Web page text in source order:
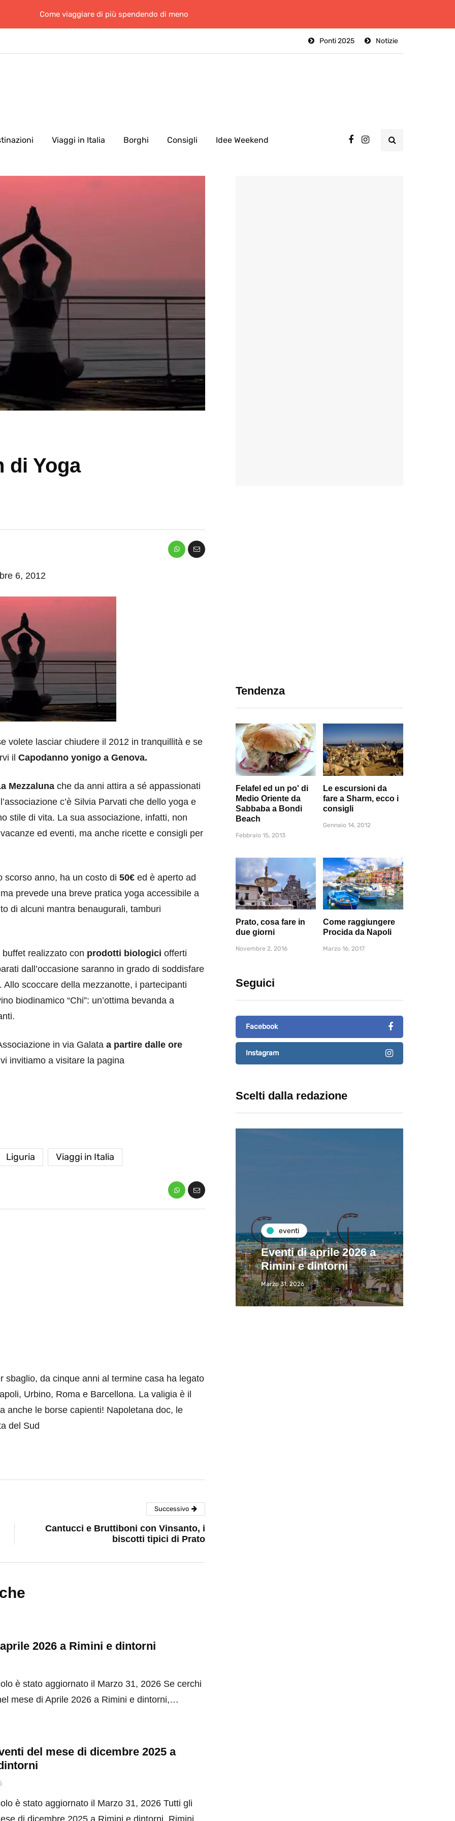
Come viaggiare di più spendendo di meno
Notizie
Ponti 2025
Viaggi in Italia Borghi Consigli Idee Weekend
di Yoga
6, 2012
volete lasciar chiudere il 2012 in tranquillità e se
il Capodanno yonigo a Genova.
Mezzaluna che da anni attira a sé appassionati
c’è Silvia Parvati che dello yoga e
stile di vita. La sua associazione, infatti, non
ed eventi, ma anche ricette e consigli per
scorso anno, ha un costo di 50€ ed è aperto ad
prevede una breve pratica yoga accessibile a
di alcuni mantra benaugurali, tamburi
realizzato con prodotti biologici offerti
dall’occasione saranno in grado di soddisfare
scoccare della mezzanotte, i partecipanti
biodinamico “Chi”: un’ottima bevanda a
in via Galata a partire dalle ore
invitiamo a visitare la pagina
Liguria Viaggi in Italia
Tendenza
Felafel ed un po' di
Medio Oriente da
Sabbaba a Bondi
Beach
Febbraio 15, 2013
Le escursioni da
fare a Sharm, ecco i
consigli
Gennaio 14, 2012
Prato, cosa fare in
due giorni
Novembre 2, 2016
Come raggiungere
Procida da Napoli
Marzo 16, 2017
Seguici
Facebook
Instagram
Scelti dalla redazione
eventi
Eventi di aprile 2026 a
Rimini e dintorni
Marzo 31, 2026
sbaglio, da cinque anni al termine casa ha legato
Urbino, Roma e Barcellona. La valigia è il
anche le borse capienti! Napoletana doc, le
del Sud
Successivo
Cantucci e Bruttiboni con Vinsanto, i
biscotti tipici di Prato
2026 a Rimini e dintorni
è stato aggiornato il Marzo 31, 2026 Se cerchi
mese di Aprile 2026 a Rimini e dintorni,…
del mese di dicembre 2025 a
è stato aggiornato il Marzo 31, 2026 Tutti gli